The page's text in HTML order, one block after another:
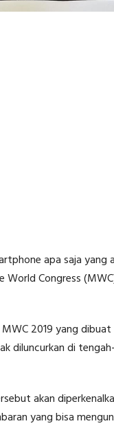
apa saja yang
Congress
2019 yang
diluncurkan di
akan
yang bisa